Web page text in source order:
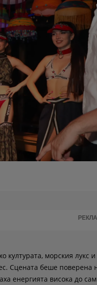
културата, морския лукс и
Сцената беше поверена
енергията висока до